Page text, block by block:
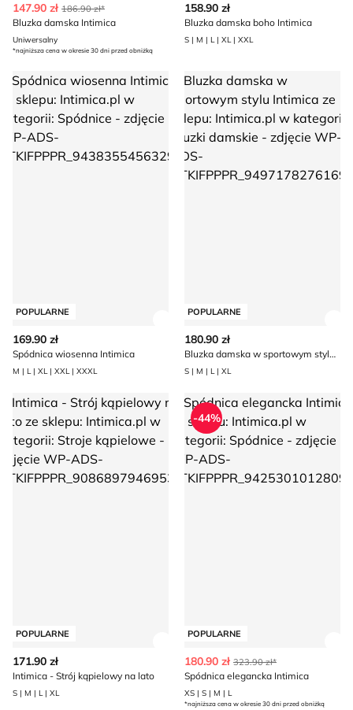
147.90 zł 186.90 zł*
Bluzka damska Intimica
Uniwersalny
*najniższa cena w okresie 30 dni przed obniżką
158.90 zł
Bluzka damska boho Intimica
S | M | L | XL | XXL
wiosenna Intimica
POPULARNE
169.90 zł
Spódnica wiosenna Intimica
M | L | XL | XXL | XXXL
Bluzka damska w sportowym
POPULARNE
180.90 zł
Bluzka damska w sportowym stylu Intimica
S | M | L | XL
- Strój kąpielowy na lato
POPULARNE
171.90 zł
Intimica - Strój kąpielowy na lato
S | M | L | XL
Spódnica elegancka Intimica
POPULARNE
-44%
180.90 zł 323.90 zł*
Spódnica elegancka Intimica
XS | S | M | L
*najniższa cena w okresie 30 dni przed obniżką